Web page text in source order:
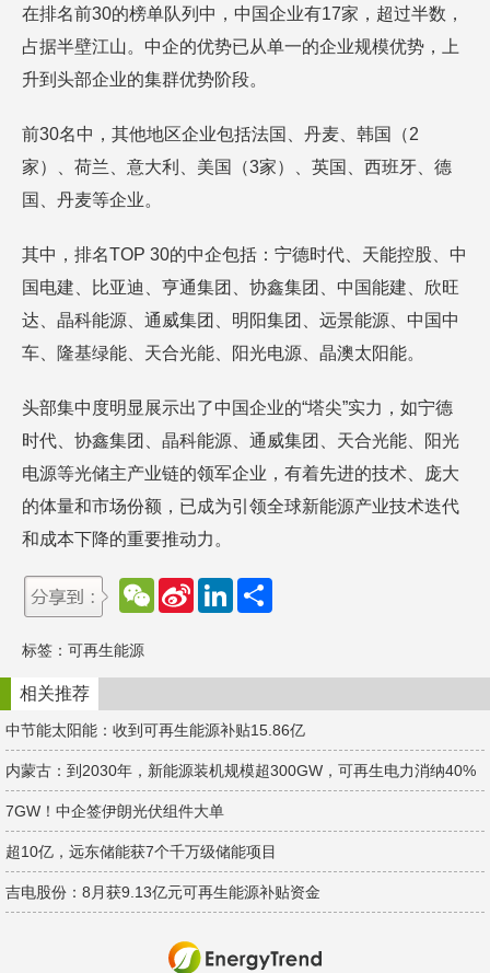
在排名前30的榜单队列中，中国企业有17家，超过半数，
占据半壁江山。中企的优势已从单一的企业规模优势，上
升到头部企业的集群优势阶段。
前30名中，其他地区企业包括法国、丹麦、韩国（2
家）、荷兰、意大利、美国（3家）、英国、西班牙、德
国、丹麦等企业。
其中，排名TOP 30的中企包括：宁德时代、天能控股、中
国电建、比亚迪、亨通集团、协鑫集团、中国能建、欣旺
达、晶科能源、通威集团、明阳集团、远景能源、中国中
车、隆基绿能、天合光能、阳光电源、晶澳太阳能。
头部集中度明显展示出了中国企业的“塔尖”实力，如宁德
时代、协鑫集团、晶科能源、通威集团、天合光能、阳光
电源等光储主产业链的领军企业，有着先进的技术、庞大
的体量和市场份额，已成为引领全球新能源产业技术迭代
和成本下降的重要推动力。
W
e
t
S
e
b
o
L
d
n
标签： 可再生能源
相关推荐
中节能太阳能：收到可再生能源补贴15.86亿
内蒙古：到2030年，新能源装机规模超300GW，可再生电力消纳40%
7GW！中企签伊朗光伏组件大单
超10亿，远东储能获7个千万级储能项目
吉电股份：8月获9.13亿元可再生能源补贴资金